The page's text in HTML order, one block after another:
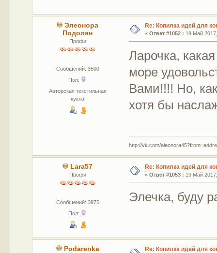
Элеонора
Подолян
Профи
Сообщений: 3500
Пол:
Авторская текстильная
кукла
Re: Копилка идей для
« Ответ #1052 : 19 Май
Ларочка,
море
Вами!!!! Но,
хотя бы
http://vk.com/
Lara57
Профи
Сообщений: 3975
Пол:
Re: Копилка идей для
« Ответ #1053 : 19 Май
Элечка, буду
Podarenka Re: Копилка идей для